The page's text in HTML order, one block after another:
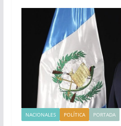
NACIONALES POLÍTICA PORTADA